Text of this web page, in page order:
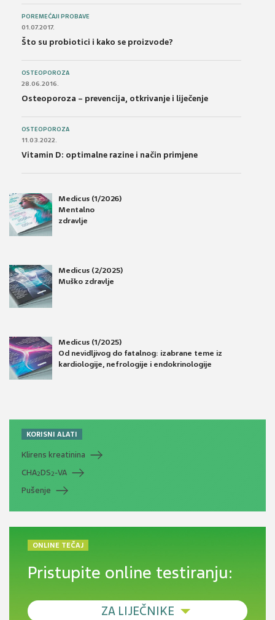
POREMEĆAJI PROBAVE
01.07.2017.
Što su probiotici i kako se proizvode?
OSTEOPOROZA
28.06.2016.
Osteoporoza – prevencija, otkrivanje i liječenje
OSTEOPOROZA
11.03.2022.
Vitamin D: optimalne razine i način primjene
Medicus (1/2026)
Mentalno
zdravlje
Medicus (2/2025)
Muško zdravlje
Medicus (1/2025)
Od nevidljivog do fatalnog: izabrane teme iz
kardiologije, nefrologije i endokrinologije
KORISNI ALATI
Klirens kreatinina
CHA2DS2-VA
Pušenje
ONLINE TEČAJ
Pristupite online testiranju:
ZA LIJEČNIKE